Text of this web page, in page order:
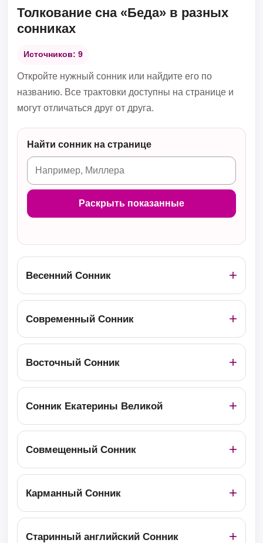
Толкование сна «Беда» в разных
сонниках
Источников: 9
Откройте нужный сонник или найдите его по
названию. Все трактовки доступны на странице и
могут отличаться друг от друга.
Найти сонник на странице
Раскрыть показанные
Весенний Сонник
Современный Сонник
Восточный Сонник
Сонник Екатерины Великой
Совмещенный Сонник
Карманный Сонник
Старинный английский Сонник